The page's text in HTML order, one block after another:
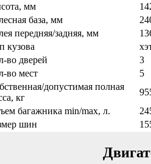
мм
база, мм
передняя/задняя, мм
кузова
во дверей
3
во мест
5
допустимая полная
кг
багажника min/max, л.
шин